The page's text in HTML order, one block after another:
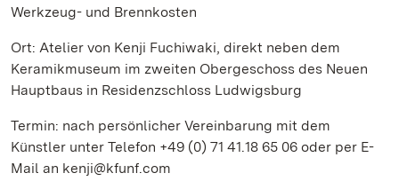
Werkzeug- und Brennkosten
Ort: Atelier von Kenji Fuchiwaki, direkt neben dem
Keramikmuseum im zweiten Obergeschoss des Neuen
Hauptbaus in Residenzschloss Ludwigsburg
Termin: nach persönlicher Vereinbarung mit dem
Künstler unter Telefon +49 (0) 71 41.18 65 06 oder per E-
Mail an kenji@kfunf.com